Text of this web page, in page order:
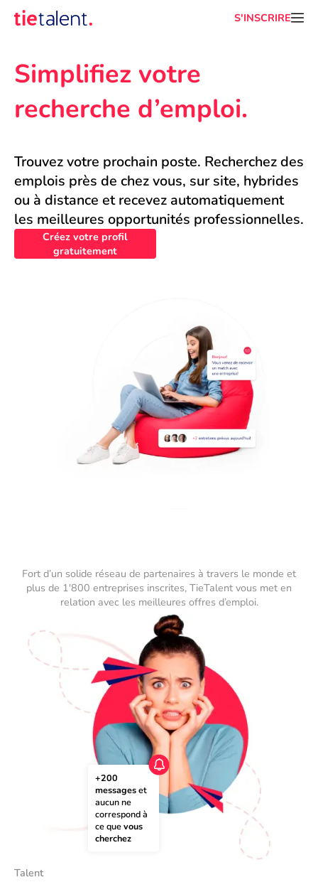
S'INSCRIRE
Simplifiez votre
recherche d’emploi.
Trouvez votre prochain poste. Recherchez des
emplois près de chez vous, sur site, hybrides
ou à distance et recevez automatiquement
les meilleures opportunités professionnelles.
Créez votre profil
gratuitement
Fort d’un solide réseau de partenaires à travers le monde et
plus de 1'800 entreprises inscrites, TieTalent vous met en
relation avec les meilleures offres d’emploi.
+200
messages et
aucun ne
correspond à
ce que vous
cherchez
Talent